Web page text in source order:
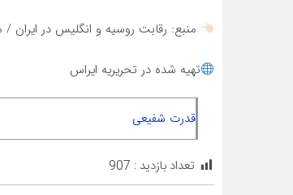
منبع: رقابت روسیه و انگلیس در ایران /
تهیه شده در تحریریه ایراس
قدرت شفیعی
تعداد بازدید : 907